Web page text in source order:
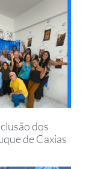
dos
de Caxias